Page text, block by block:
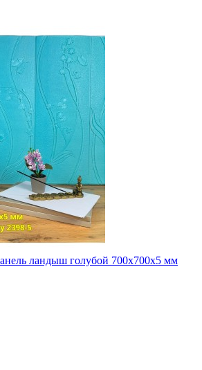
ландыш голубой 700x700x5 мм